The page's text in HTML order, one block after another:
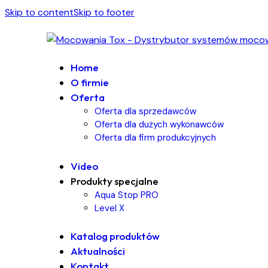
Skip to contentSkip to footer
Home
O firmie
Oferta
Oferta dla sprzedawców
Oferta dla dużych wykonawców
Oferta dla firm produkcyjnych
Video
Produkty specjalne
Aqua Stop PRO
Level X
Katalog produktów
Aktualności